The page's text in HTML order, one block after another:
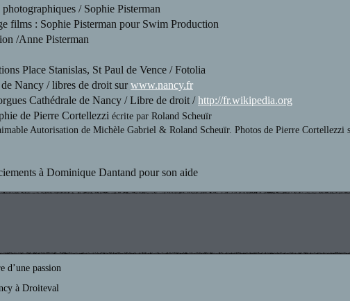
/ Sophie Pisterman
films : Sophie Pisterman pour Swim Production
/Anne Pisterman
Place Stanislas, St Paul de Vence / Fotolia
Nancy / libres de droit surwww.nancy.fr
Cathédrale de Nancy / Libre de droit /http://fr.wikipedia.org
de Pierre Cortellezzi écrite par Roland Scheuïr
Autorisation de Michèle Gabriel & Roland Scheuïr. Photos de Pierre Cortellezzi
à Dominique Dantand pour son aide
d’une passion
à Droiteval